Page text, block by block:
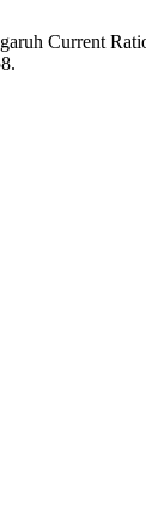
Current